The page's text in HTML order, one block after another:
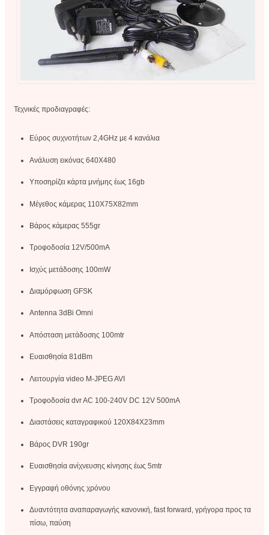
Τεχνικές προδιαγραφές:
Εύρος συχνοτήτων 2,4GHz με 4 κανάλια
Ανάλυση εικόνας 640Χ480
Υποσηρίζει κάρτα μνήμης έως 16gb
Μέγεθος κάμερας 110Χ75Χ82mm
Βάρος κάμερας 555gr
Τροφοδοσία 12V/500mA
Ισχύς μετάδοσης 100mW
Διαμόρφωση GFSK
Antenna 3dBi Omni
Απόσταση μετάδοσης 100mtr
Ευαισθησία 81dBm
Λειτουργία video M-JPEG AVI
Τροφοδοσία dvr AC 100-240V DC 12V 500mA
Διαστάσεις καταγραφικού 120Χ84Χ23mm
Βάρος DVR 190gr
Ευαισθησία ανίχνευσης κίνησης έως 5mtr
Εγγραφή οθόνης χρόνου
Δυαντότητα αναπαραγωγής κανονική, fast forward, γρήγορα προς τα
πίσω, παύση